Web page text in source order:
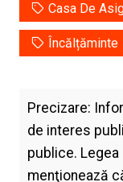
Casa De
Încălțăminte
Precizare:
de interes
publice. Legea
menţionează